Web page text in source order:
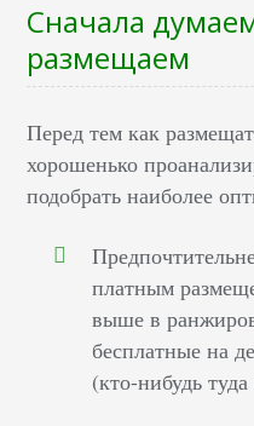
Сначала
размещаем
Перед тем как
хорошенько
подобрать наиболее
платным
выше в
бесплатные на
(кто-нибудь